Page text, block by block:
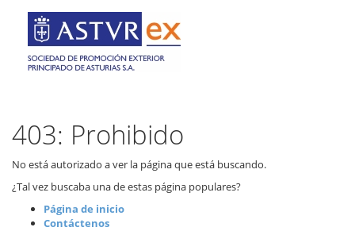
403: Prohibido
No está autorizado a ver la página que está buscando.
¿Tal vez buscaba una de estas página populares?
Página de inicio
Contáctenos